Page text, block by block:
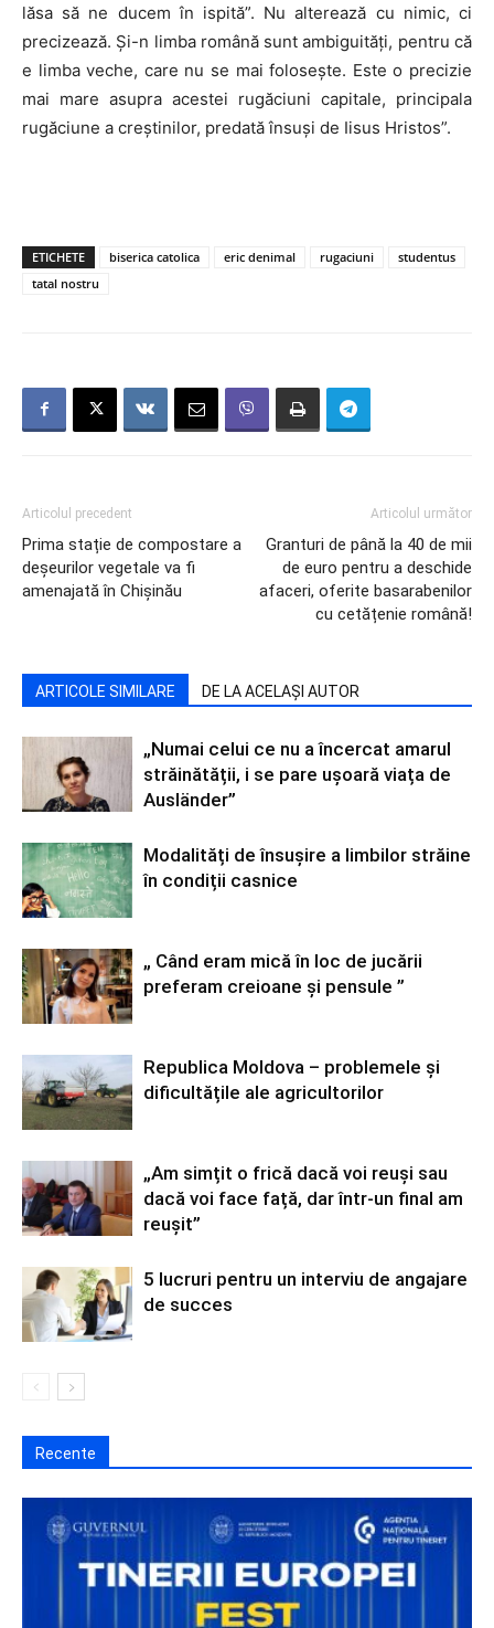
lăsa să ne ducem în ispită”. Nu alterează cu nimic, ci
precizează. Și-n limba română sunt ambiguități, pentru că
e limba veche, care nu se mai folosește. Este o precizie
mai mare asupra acestei rugăciuni capitale, principala
rugăciune a creștinilor, predată însuși de Iisus Hristos”.
ETICHETE biserica catolica eric denimal rugaciuni
studentus
tatal nostru
Articolul precedent
Prima stație de compostare a
deșeurilor vegetale va fi
amenajată în Chișinău
Articolul următor
Granturi de până la 40 de mii
de euro pentru a deschide
afaceri, oferite basarabenilor
cu cetățenie română!
ARTICOLE SIMILARE DE LA ACELAȘI AUTOR
„Numai celui ce nu a încercat amarul
străinătății, i se pare ușoară viața de
Ausländer”
Modalități de însușire a limbilor străine
în condiții casnice
„ Când eram mică în loc de jucării
preferam creioane și pensule ”
Republica Moldova – problemele și
dificultățile ale agricultorilor
„Am simțit o frică dacă voi reuși sau
dacă voi face față, dar într-un final am
reușit”
5 lucruri pentru un interviu de angajare
de succes
Recente